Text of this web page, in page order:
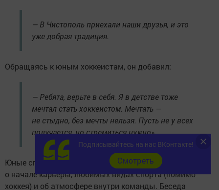
— В Чистополь приехали наши друзья, и это
уже добрая традиция.
Обращаясь к юным хоккеистам, он добавил:
— Ребята, верьте в себя. Я в детстве тоже
мечтал стать хоккеистом. Мечтать —
не стыдно, без мечты нельзя. Пусть не у всех
получается, но стремиться нужно».
Юные спортсмены расспрашивали именитых гостей
о начале карьеры, любимых видах спорта (помимо
хоккея) и об атмосфере внутри команды. Беседа
Подписывайтесь на нас ВКонтакте!
Cмотреть